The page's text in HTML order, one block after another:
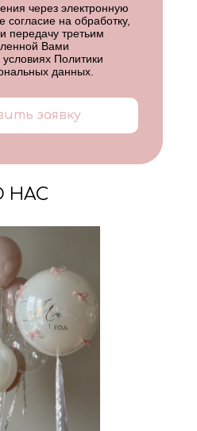
через электронную
на обработку,
передачу третьим
Вами
Политики
данных
заявку
НАС